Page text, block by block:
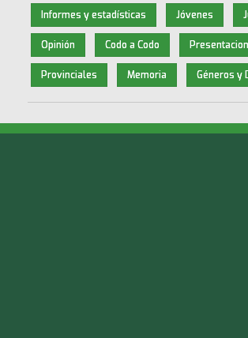
Informes y estadísticas Jóvenes
Opinión Codo a Codo
Provinciales Memoria Géneros y